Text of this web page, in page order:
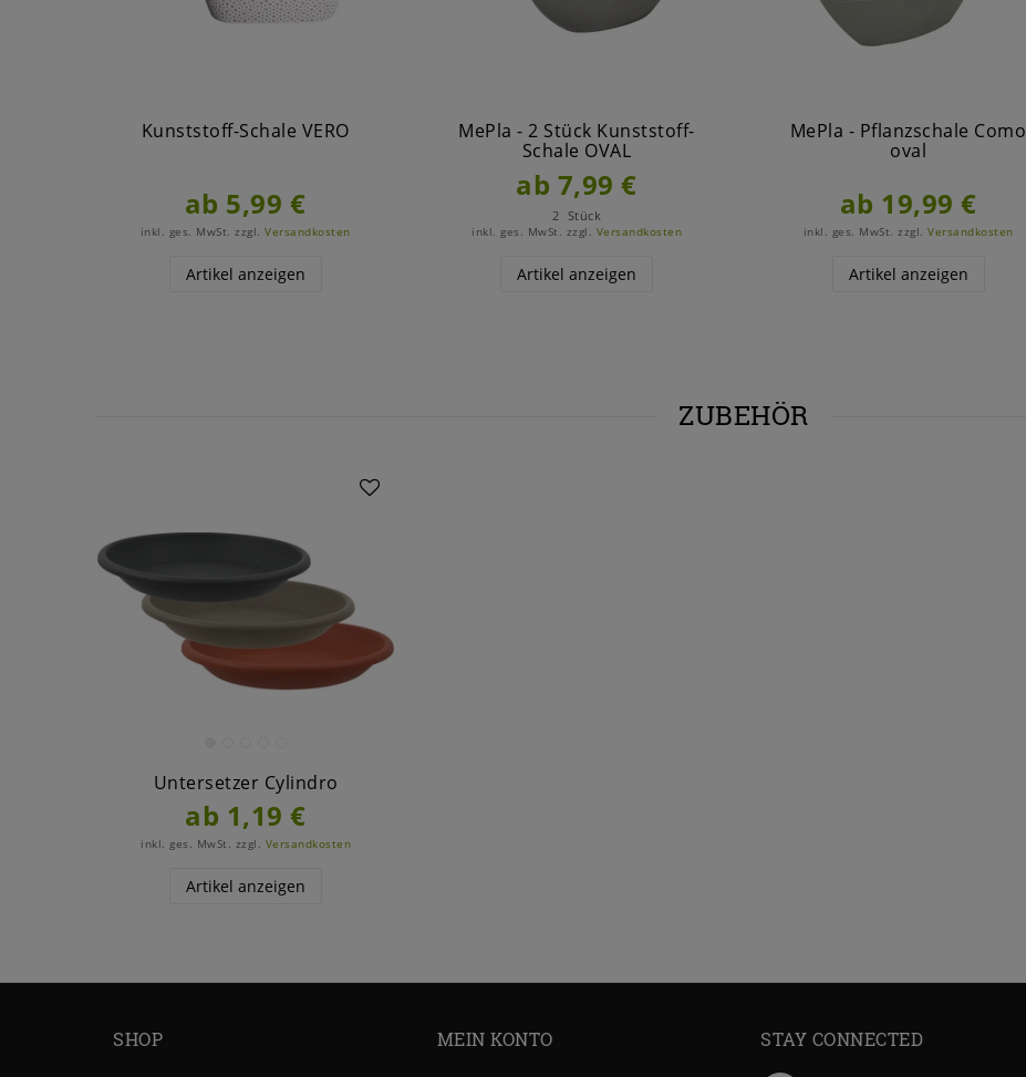
Kunststoff-Schale VERO
ab 5,99 €
inkl. ges. MwSt. zzgl.Versandkosten
Artikel anzeigen
MePla - 2 Stück Kunststoff-
Schale OVAL
ab 7,99 €
2 Stück
inkl. ges. MwSt. zzgl. Versandkosten
Artikel anzeigen
MePla - Pflanzschale Como
oval
ab 19,99 €
inkl. ges. MwSt. zzgl.Versandkosten
Artikel anzeigen
ZUBEHÖR
Untersetzer Cylindro
ab 1,19 €
inkl. ges. MwSt. zzgl. Versandkosten
Artikel anzeigen
SHOP MEIN KONTO STAY CONNECTED